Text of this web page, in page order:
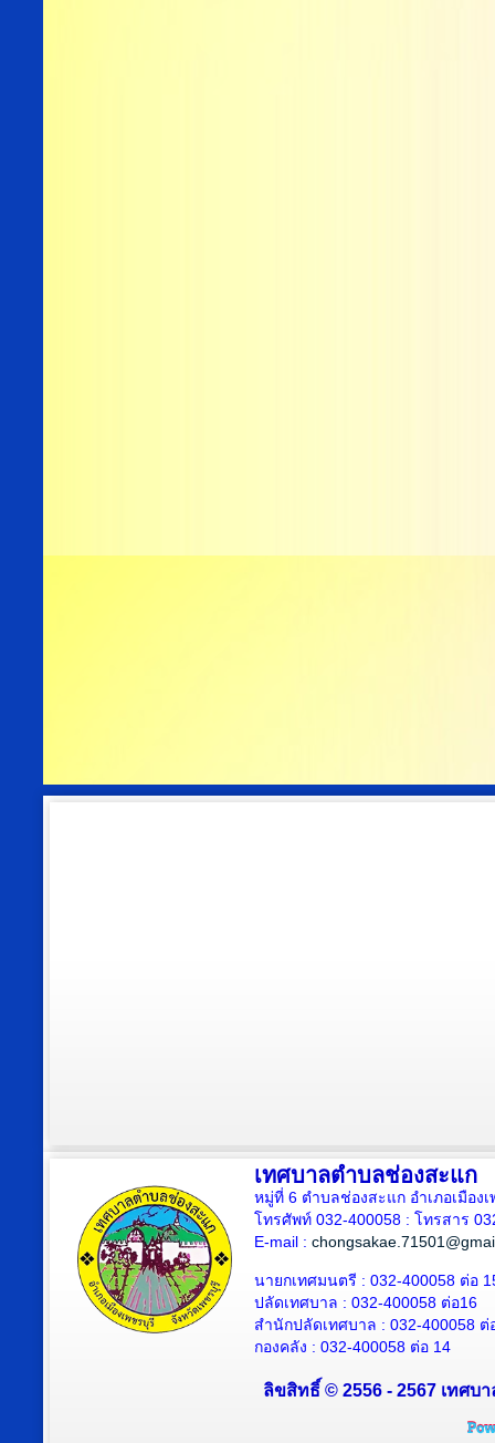
เทศบาลตำบลช่องสะแก
หมู่ที่ 6 ตำบลช่องสะแก อำเภอเมือง
โทรศัพท์ 032-400058 : โทรสาร
E-mail :
นายกเทศมนตรี : 032-400058 ต่อ
ปลัดเทศบาล : 032-400058 ต่อ16
สำนักปลัดเทศบาล : 032-400058 ต่
กองคลัง : 032-400058 ต่อ 14
ลิขสิทธิ์ © 2556 - 2567 เทศบ